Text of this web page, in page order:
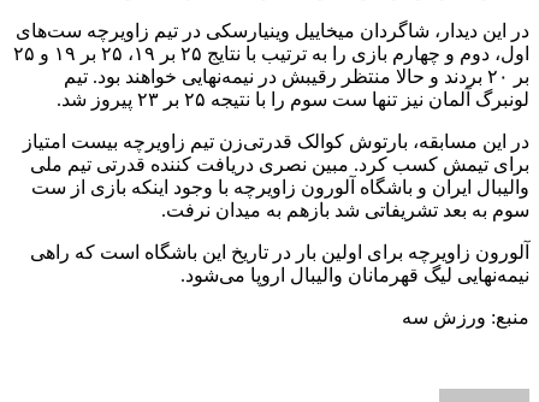
در این دیدار، شاگردان میخاییل وینیارسکی در تیم زاویرچه ست‌های
اول، دوم و چهارم بازی را به ترتیب با نتایج ۲۵ بر ۱۹، ۲۵ بر ۱۹ و ۲۵
بر ۲۰ بردند و حالا منتظر رقیبش در نیمه‌نهایی خواهند بود. تیم
لونبرگ آلمان نیز تنها ست سوم را با نتیجه ۲۵ بر ۲۳ پیروز شد.
در این مسابقه، بارتوش کوالک قدرتی‌زن تیم زاویرچه بیست امتیاز
برای تیمش کسب کرد. مبین نصری دریافت‌ کننده قدرتی تیم ملی
والیبال ایران و باشگاه آلورون زاویرچه با وجود اینکه بازی از ست
سوم به بعد تشریفاتی شد بازهم به میدان نرفت.
آلورون زاویرچه برای اولین بار در تاریخ این باشگاه است که راهی
نیمه‌نهایی لیگ قهرمانان والیبال اروپا می‌شود.
منبع: ورزش سه